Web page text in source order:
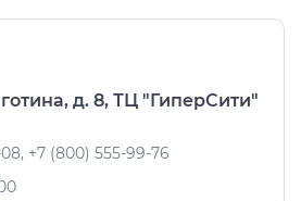
д. 8, ТЦ "ГиперСити"
+7 (800) 555-99-76